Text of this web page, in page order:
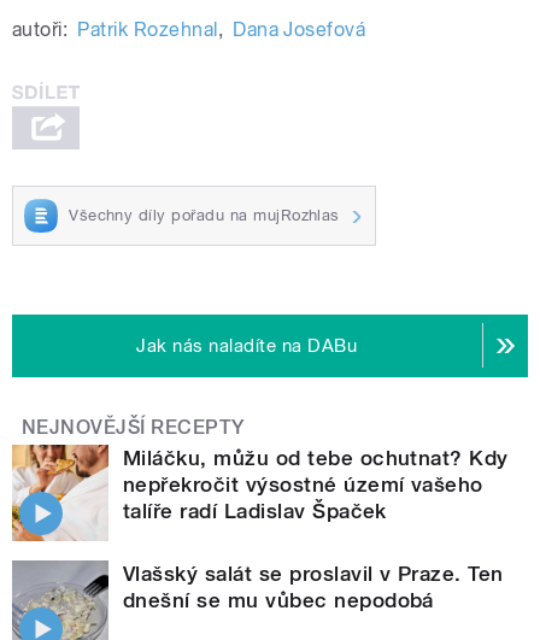
autoři: Patrik Rozehnal , Dana Josefová
Všechny díly pořadu na mujRozhlas
Jak nás naladíte na DABu
NEJNOVĚJŠÍ RECEPTY
Miláčku, můžu od tebe ochutnat? Kdy
nepřekročit výsostné území vašeho
talíře radí Ladislav Špaček
Vlašský salát se proslavil v Praze. Ten
dnešní se mu vůbec nepodobá